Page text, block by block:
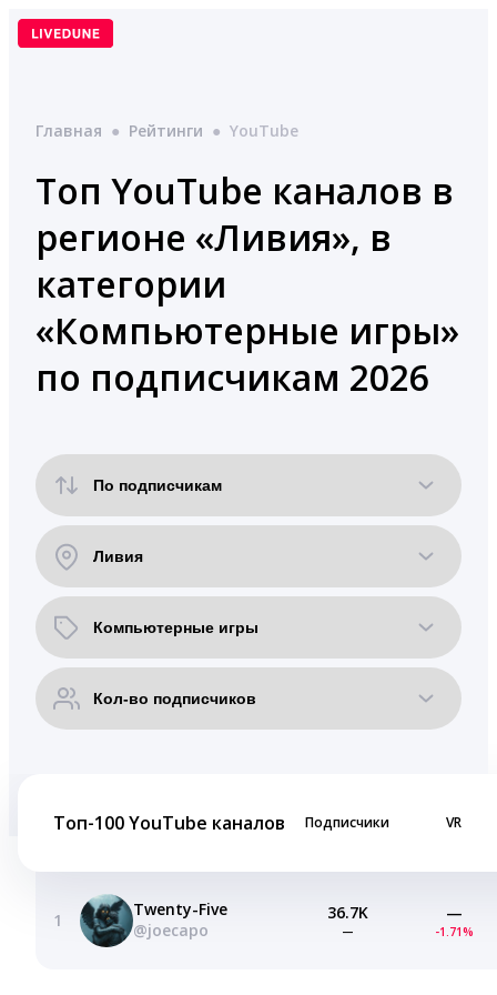
Перейти
Главная ● Рейтинги ● YouTube
Топ YouTube каналов в
регионе «Ливия», в
категории
«Компьютерные игры»
по подписчикам 2026
Топ-100 YouTube каналов Подписчики VR
1
Twenty-Five
@joecapo
36.7K
—
—
-1.71%